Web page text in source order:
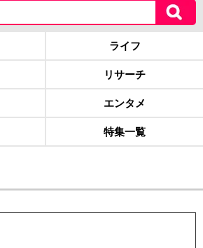
ライフ
リサーチ
エンタメ
特集一覧